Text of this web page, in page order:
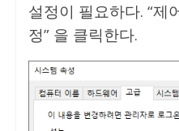
설정이 필요하다. “제
정” 을 클릭한다.